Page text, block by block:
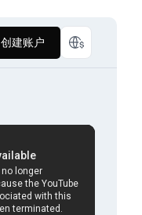
创建账户